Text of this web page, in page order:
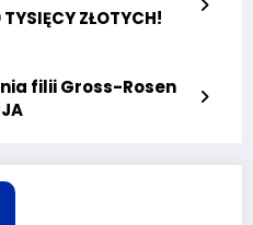
ZŁOTYCH!
filii Gross-Rosen